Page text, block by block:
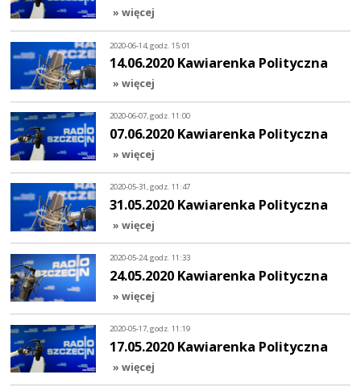
» więcej
2020-06-14, godz. 15:01
14.06.2020 Kawiarenka Polityczna
» więcej
2020-06-07, godz. 11:00
07.06.2020 Kawiarenka Polityczna
» więcej
2020-05-31, godz. 11:47
31.05.2020 Kawiarenka Polityczna
» więcej
2020-05-24, godz. 11:33
24.05.2020 Kawiarenka Polityczna
» więcej
2020-05-17, godz. 11:19
17.05.2020 Kawiarenka Polityczna
» więcej